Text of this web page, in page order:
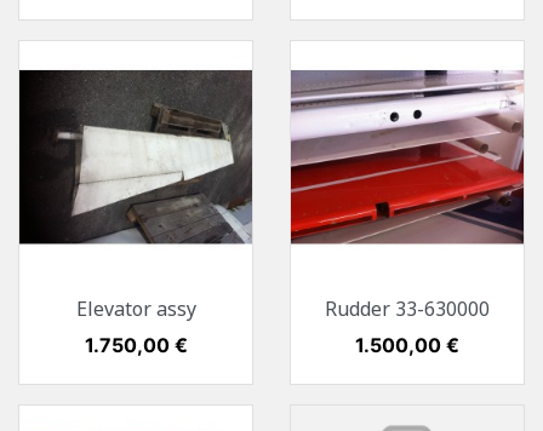
Elevator assy
Preis
1.750,00 €
Rudder 33-630000
Preis
1.500,00 €